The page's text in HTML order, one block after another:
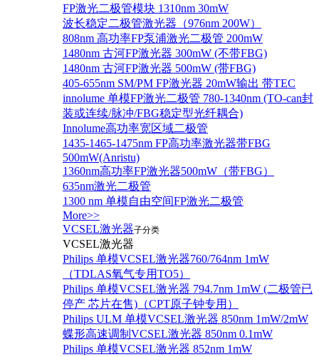
FP激光二极管模块 1310nm 30mW
波长稳定二极管激光器（976nm 200W）
808nm 高功率FP泵浦激光二极管 200mW
1480nm 古河FP激光器 300mW (不带FBG)
1480nm 古河FP激光器 500mW (带FBG)
405-655nm SM/PM FP激光器 20mW输出 带TEC
innolume 单模FP激光二极管 780-1340nm (TO-can封
装或连续/脉冲/FBG稳定型光纤耦合)
Innolume高功率宽区域二极管
1435-1465-1475nm FP高功率激光器带FBG
500mW(Anristu)
1360nm高功率FP激光器500mW（带FBG）
635nm激光二极管
1300 nm 单模自由空间FP激光二极管
More>>
VCSEL激光器子分类
VCSEL激光器
Philips 单模VCSEL激光器760/764nm 1mW
（TDLAS氧气专用TO5）
Philips 单模VCSEL激光器 794.7nm 1mW (二极管已
停产 芯片在售)（CPT原子钟专用）
Philips ULM 单模VCSEL激光器 850nm 1mW/2mW
蝶形高速调制VCSEL激光器 850nm 0.1mW
Philips 单模VCSEL激光器 852nm 1mW